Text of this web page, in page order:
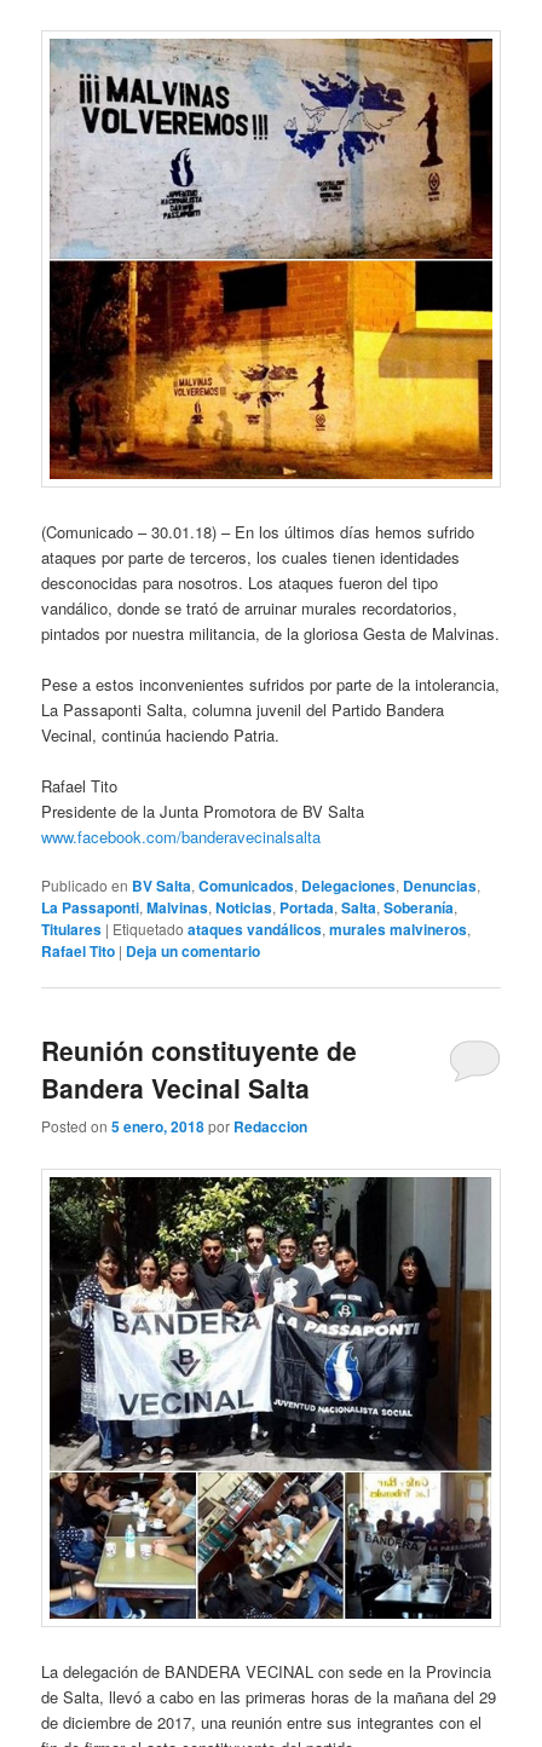
(Comunicado – 30.01.18) – En los últimos días hemos sufrido
ataques por parte de terceros, los cuales tienen identidades
desconocidas para nosotros. Los ataques fueron del tipo
vandálico, donde se trató de arruinar murales recordatorios,
pintados por nuestra militancia, de la gloriosa Gesta de Malvinas.
Pese a estos inconvenientes sufridos por parte de la intolerancia,
La Passaponti Salta, columna juvenil del Partido Bandera
Vecinal, continúa haciendo Patria.
Rafael Tito
Presidente de la Junta Promotora de BV Salta
www.facebook.com/banderavecinalsalta
Publicado en BV Salta,Comunicados, Delegaciones, Denuncias,
La Passaponti,Malvinas,Noticias, Portada,Salta,Soberanía,
Titulares | Etiquetado ataques vandálicos,murales malvineros,
Rafael Tito | Deja un comentario
Reunión constituyente de
Bandera Vecinal Salta
Posted on5 enero, 2018por Redaccion
La delegación de BANDERA VECINAL con sede en la Provincia
de Salta, llevó a cabo en las primeras horas de la mañana del 29
de diciembre de 2017, una reunión entre sus integrantes con el